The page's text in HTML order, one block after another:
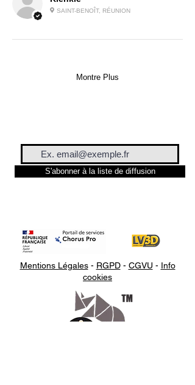
SAINT-BENOÎT, RÉUNION
Montre Plus
S'abonner à la liste de diffusion
Mentions Légales- RGPD- CGVU - Info
cookies